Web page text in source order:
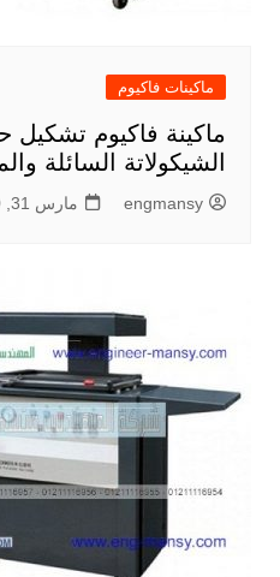
ماكينات فاكيوم
ماكينة فاكيوم
الشيكولاتة السائلة
engmansy مارس 31, 2020